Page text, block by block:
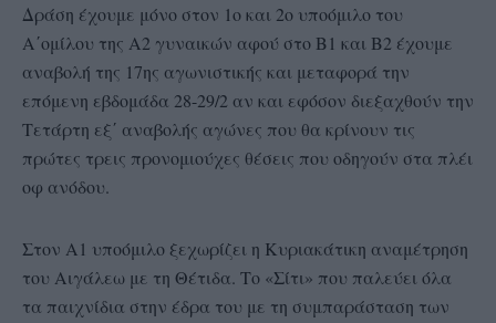
Δράση έχουμε μόνο στον 1ο και 2ο υποόμιλο του
Α΄ομίλου της Α2 γυναικών αφού στο Β1 και Β2 έχουμε
αναβολή της 17ης αγωνιστικής και μεταφορά την
επόμενη εβδομάδα 28-29/2 αν και εφόσον διεξαχθούν την
Τετάρτη εξ΄ αναβολής αγώνες που θα κρίνουν τις
πρώτες τρεις προνομιούχες θέσεις που οδηγούν στα πλέι
οφ ανόδου.
Στον Α1 υποόμιλο ξεχωρίζει η Κυριακάτικη αναμέτρηση
του Αιγάλεω με τη Θέτιδα. Το «Σίτι» που παλεύει όλα
τα παιχνίδια στην έδρα του με τη συμπαράσταση των